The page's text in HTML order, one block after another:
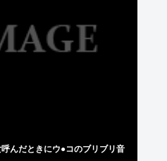
んだときにウ●コのブリブリ音